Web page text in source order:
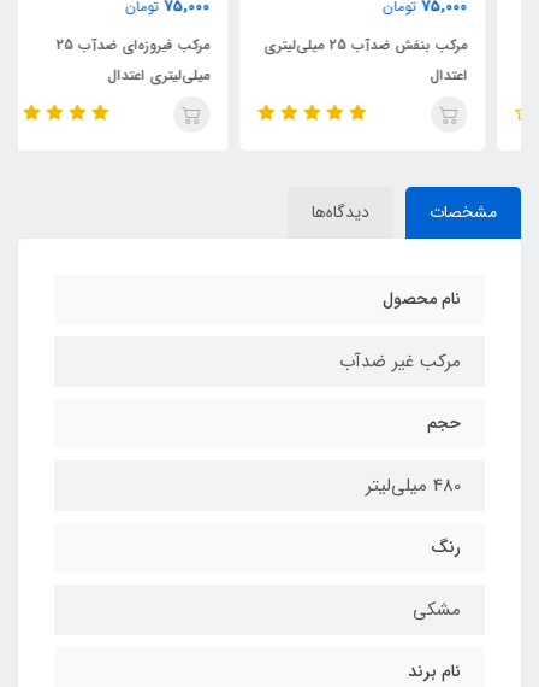
75,000 تومان
مرکب بنفش ضدآب 25 میلی‌لیتری
اعتدال
75,000 تومان
مرکب فیروزه‌ای ضدآب 25
میلی‌لیتری اعتدال
مشخصات دیدگاه‌ها
نام محصول
مرکب غیر ضدآب
حجم
480 میلی‌لیتر
رنگ
مشکی
نام برند